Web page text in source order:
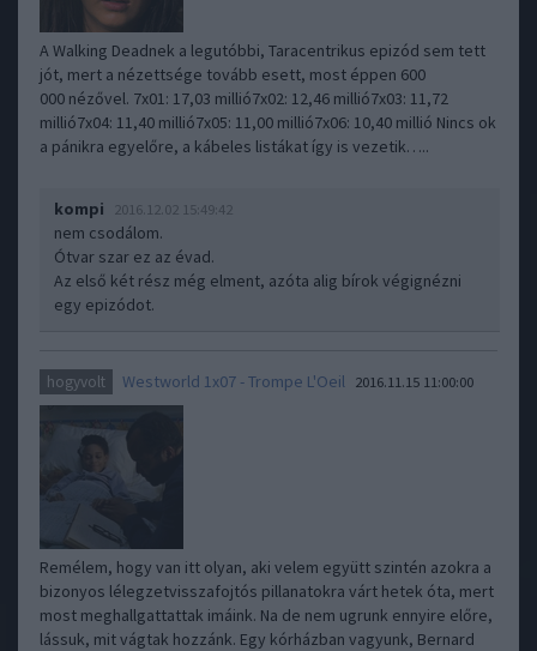
A Walking Deadnek a legutóbbi, Taracentrikus epizód sem tett
jót, mert a nézettsége tovább esett, most éppen 600
000 nézővel. 7x01: 17,03 millió7x02: 12,46 millió7x03: 11,72
millió7x04: 11,40 millió7x05: 11,00 millió7x06: 10,40 millió Nincs ok
a pánikra egyelőre, a kábeles listákat így is vezetik…..
kompi 2016.12.02 15:49:42
nem csodálom.
Ótvar szar ez az évad.
Az első két rész még elment, azóta alig bírok végignézni
egy epizódot.
hogyvolt Westworld 1x07 - Trompe L'Oeil 2016.11.15 11:00:00
Remélem, hogy van itt olyan, aki velem együtt szintén azokra a
bizonyos lélegzetvisszafojtós pillanatokra várt hetek óta, mert
most meghallgattattak imáink. Na de nem ugrunk ennyire előre,
lássuk, mit vágtak hozzánk. Egy kórházban vagyunk, Bernard